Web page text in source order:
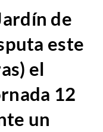
de
este
el
12
un